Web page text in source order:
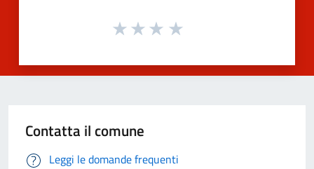
Contatta il comune
Leggi le domande frequenti